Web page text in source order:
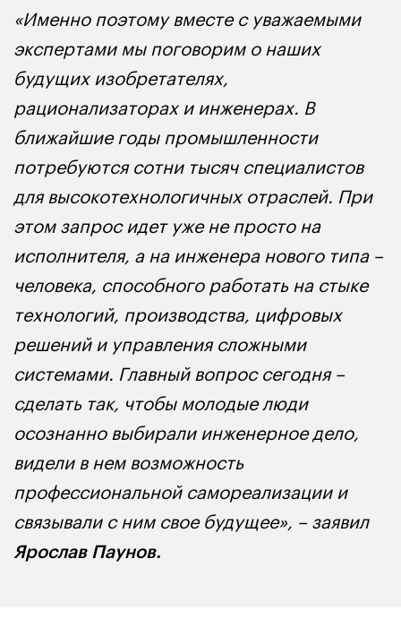
«Именно поэтому вместе с уважаемыми
экспертами мы поговорим о наших
будущих изобретателях,
рационализаторах и инженерах. В
ближайшие годы промышленности
потребуются сотни тысяч специалистов
для высокотехнологичных отраслей. При
этом запрос идет уже не просто на
исполнителя, а на инженера нового типа –
человека, способного работать на стыке
технологий, производства, цифровых
решений и управления сложными
системами. Главный вопрос сегодня –
сделать так, чтобы молодые люди
осознанно выбирали инженерное дело,
видели в нем возможность
профессиональной самореализации и
связывали с ним свое будущее», – заявил
Ярослав Паунов.